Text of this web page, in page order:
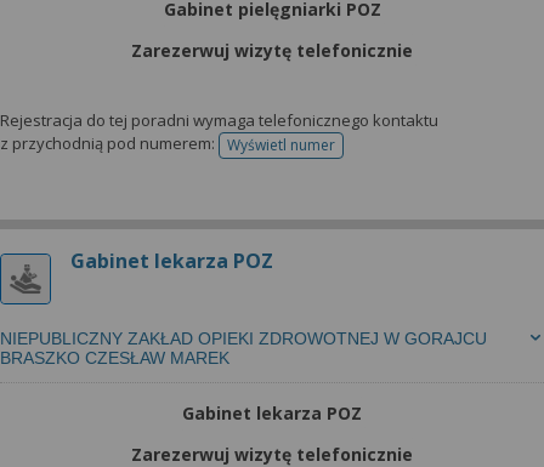
Gabinet pielęgniarki POZ
Zarezerwuj wizytę telefonicznie
Rejestracja do tej poradni wymaga telefonicznego kontaktu
z przychodnią pod numerem:
Wyświetl numertelefonu do rejestracji
Gabinet lekarza POZ
NIEPUBLICZNY ZAKŁAD OPIEKI ZDROWOTNEJ W GORAJCU
BRASZKO CZESŁAW MAREK
Gabinet lekarza POZ
Zarezerwuj wizytę telefonicznie